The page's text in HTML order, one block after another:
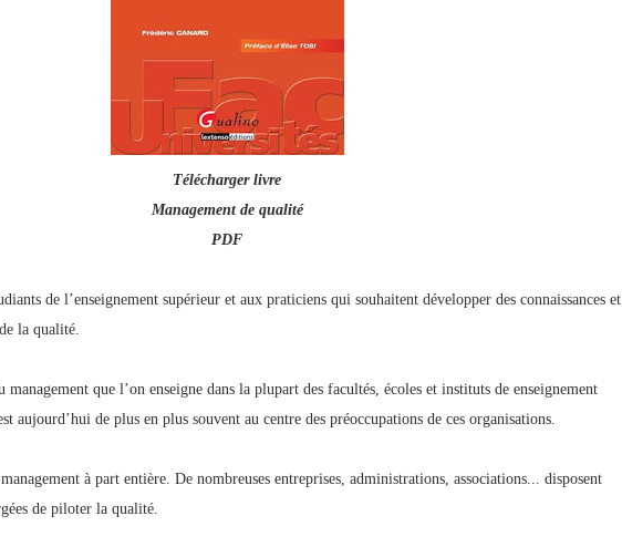
Télécharger livre
Management de qualité
PDF
de l’enseignement supérieur et aux praticiens qui souhaitent développer des connaissances et
la qualité.
que l’on enseigne dans la plupart des facultés, écoles et instituts de enseignement
aujourd’hui de plus en plus souvent au centre des préoccupations de ces organisations.
à part entière. De nombreuses entreprises, administrations, associations... disposent
de piloter la qualité.